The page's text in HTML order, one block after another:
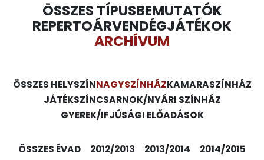
ÖSSZES TÍPUSBEMUTATÓK
REPERTOÁRVENDÉGJÁTÉKOK
ARCHÍVUM
ÖSSZES HELYSZÍNNAGYSZÍNHÁZKAMARASZÍNHÁZ
JÁTÉKSZÍNCSARNOK/NYÁRI SZÍNHÁZ
GYEREK/IFJÚSÁGI ELŐADÁSOK
ÖSSZES ÉVAD 2012/2013 2013/2014
2014/2015